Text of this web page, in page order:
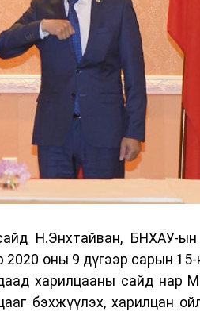
Н.Энхтайван, БНХАУ-ын
2020 оны 9 дүгээр сарын
харилцааны сайд нар
бэхжүүлэх, харилцан